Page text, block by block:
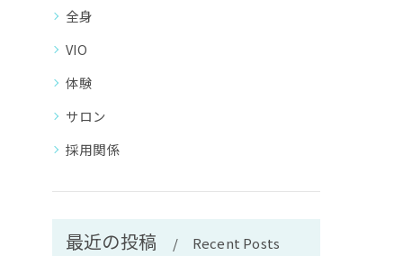
全身
VIO
体験
サロン
採用関係
最近の投稿 Recent Posts